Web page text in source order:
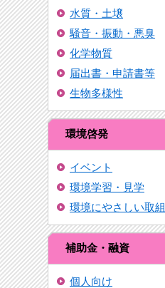
水質・土壌
騒音・振動・悪臭
化学物質
届出書・申請書等
生物多様性
環境啓発
イベント
環境学習・見学
環境にやさしい取組
補助金・融資
個人向け